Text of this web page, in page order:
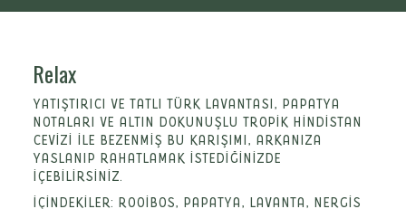
Relax
YATIŞTIRICI VE TATLI TÜRK LAVANTASI, PAPATYA
NOTALARI VE ALTIN DOKUNUŞLU TROPIK HINDISTAN
CEVIZI ILE BEZENMIŞ BU KARIŞIMI, ARKANIZA
YASLANIP RAHATLAMAK ISTEDIĞINIZDE
IÇEBILIRSINIZ.
İÇINDEKILER: ROOIBOS, PAPATYA, LAVANTA, NERGIS